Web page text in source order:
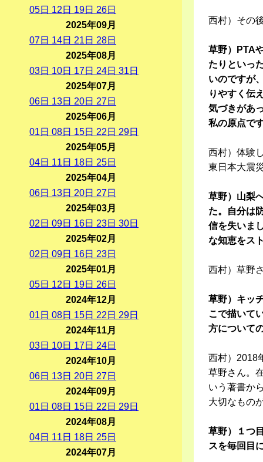
西村）その
草野）PTA
たりといっ
いのですが
りやすく伝
気づきがあ
私の原点で
西村）体験
東日本大震
草野）山梨
た。自分は
信を失いま
な知恵をス
西村）草野
草野）キッ
こで描いて
方について
西村）2018
草野さん。
いう著書か
大切なもの
草野）１つ
スを毎回目
05日 12 日 19日 26日
2025年09月
07日 14日 21 日 28日
2025年08月
03日 10日 17日 24日 31 日
2025年07月
06日 13日 20日 27日
2025年06月
01 日 08日 15日 22 日 29日
2025年05月
04日 11 日 18日 25日
2025年04月
06日 13日 20日 27日
2025年03月
02 日 09日 16日 23日 30日
2025年02月
02 日 09日 16日 23日
2025年01月
05日 12 日 19日 26日
2024年12月
01 日 08日 15日 22 日 29日
2024年11月
03日 10日 17日 24日
2024年10月
06日 13日 20日 27日
2024年09月
01 日 08日 15日 22 日 29日
2024年08月
04日 11 日 18日 25日
2024年07月